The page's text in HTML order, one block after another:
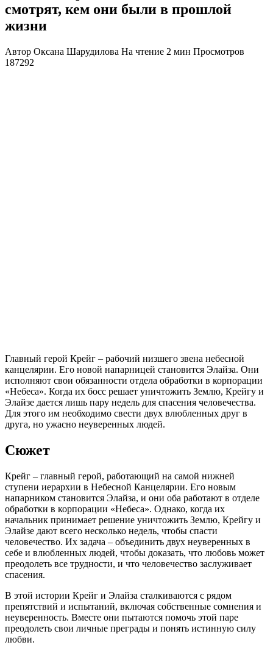
смотрят, кем они были в прошлой
жизни
Автор Оксана Шарудилова На чтение 2 мин Просмотров
187292
Главный герой Крейг – рабочий низшего звена небесной
канцелярии. Его новой напарницей становится Элайза. Они
исполняют свои обязанности отдела обработки в корпорации
«Небеса». Когда их босс решает уничтожить Землю, Крейгу и
Элайзе дается лишь пару недель для спасения человечества.
Для этого им необходимо свести двух влюбленных друг в
друга, но ужасно неуверенных людей.
Сюжет
Крейг – главный герой, работающий на самой нижней
ступени иерархии в Небесной Канцелярии. Его новым
напарником становится Элайза, и они оба работают в отделе
обработки в корпорации «Небеса». Однако, когда их
начальник принимает решение уничтожить Землю, Крейгу и
Элайзе дают всего несколько недель, чтобы спасти
человечество. Их задача – объединить двух неуверенных в
себе и влюбленных людей, чтобы доказать, что любовь может
преодолеть все трудности, и что человечество заслуживает
спасения.
В этой истории Крейг и Элайза сталкиваются с рядом
препятствий и испытаний, включая собственные сомнения и
неуверенность. Вместе они пытаются помочь этой паре
преодолеть свои личные преграды и понять истинную силу
любви.